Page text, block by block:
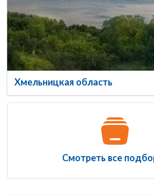
Хмельницкая область
Смотреть все